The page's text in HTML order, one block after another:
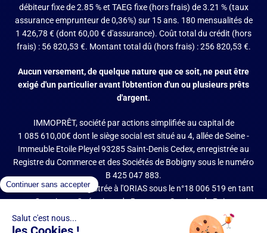
débiteur fixe de 2.85 % et TAEG fixe (hors frais) de 3.21 % (taux
assurance emprunteur de 0,36%) sur 15 ans. 180 mensualités de
1 426,78 € (dont 60,00 € d'assurance). Coût total du crédit (hors
frais) : 56 820,53 €. Montant total dû (hors frais) : 256 820,53 €.
Aucun versement, de quelque nature que ce soit, ne peut être
exigé d'un particulier avant l'obtention d'un ou plusieurs prêts
d'argent.
IMMOPRÊT, société par actions simplifiée au capital de
1 085 610,00€ dont le siège social est situé au 4, allée de Seine -
Immeuble Etoile Pleyel 93285 Saint-Denis Cedex, enregistrée au
Registre du Commerce et des Sociétés de Bobigny sous le numéro
B 425 047 883.
IMMOPRÊT est enregistrée à l'ORIAS sous le n°18 006 519 en tant
que Courtier en Opérations de Banque et Services de Paiement
(COBSP), Mandataire d'intermédiaire en opérations de banque et
services de paiement (MIOBSP) de la société Partners Finances